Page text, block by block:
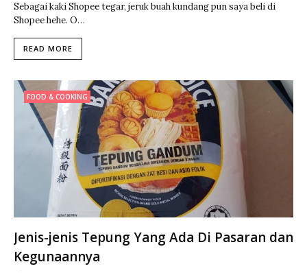
Sebagai kaki Shopee tegar, jeruk buah kundang pun saya beli di
Shopee hehe. O…
READ MORE
FOOD & COOKING
Jenis-jenis Tepung Yang Ada Di Pasaran dan
Kegunaannya